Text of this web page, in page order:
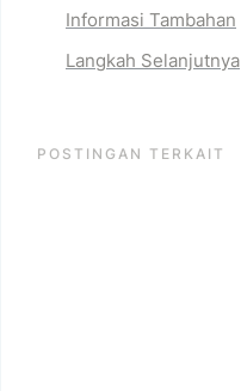
Informasi Tambahan
Langkah Selanjutnya
POSTINGAN TERKAIT